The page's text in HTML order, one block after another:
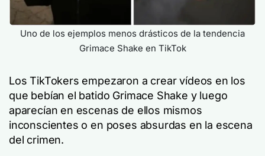
Uno de los ejemplos menos drásticos de la tendencia
Grimace Shake en TikTok
Los TikTokers empezaron a crear vídeos en los
que bebían el batido Grimace Shake y luego
aparecían en escenas de ellos mismos
inconscientes o en poses absurdas en la escena
del crimen.